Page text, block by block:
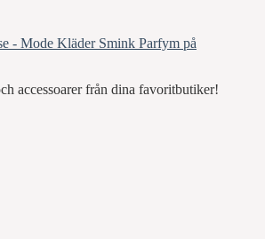
accessoarer från dina favoritbutiker!